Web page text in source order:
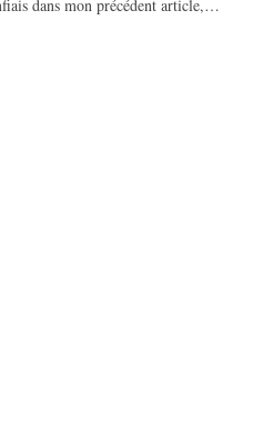
dans mon précédent article,…